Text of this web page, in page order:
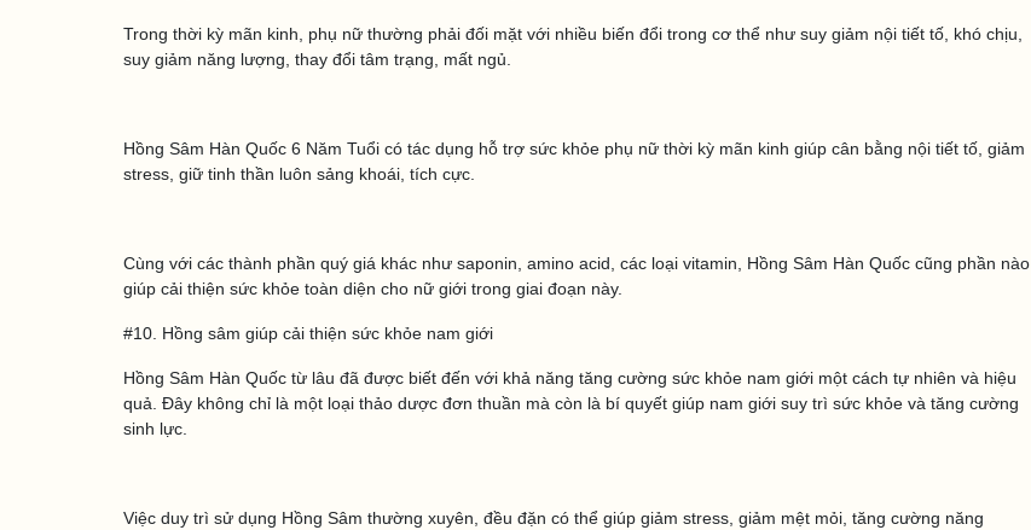
Trong thời kỳ mãn kinh, phụ nữ thường phải đối mặt với nhiều biến đổi trong cơ thể như suy giảm nội tiết tố, khó chịu,
suy giảm năng lượng, thay đổi tâm trạng, mất ngủ.
Hồng Sâm Hàn Quốc 6 Năm Tuổi có tác dụng hỗ trợ sức khỏe phụ nữ thời kỳ mãn kinh giúp cân bằng nội tiết tố, giảm
stress, giữ tinh thần luôn sảng khoái, tích cực.
Cùng với các thành phần quý giá khác như saponin, amino acid, các loại vitamin, Hồng Sâm Hàn Quốc cũng phần nào
giúp cải thiện sức khỏe toàn diện cho nữ giới trong giai đoạn này.
#10. Hồng sâm giúp cải thiện sức khỏe nam giới
Hồng Sâm Hàn Quốc từ lâu đã được biết đến với khả năng tăng cường sức khỏe nam giới một cách tự nhiên và hiệu
quả. Đây không chỉ là một loại thảo dược đơn thuần mà còn là bí quyết giúp nam giới suy trì sức khỏe và tăng cường
sinh lực.
Việc duy trì sử dụng Hồng Sâm thường xuyên, đều đặn có thể giúp giảm stress, giảm mệt mỏi, tăng cường năng